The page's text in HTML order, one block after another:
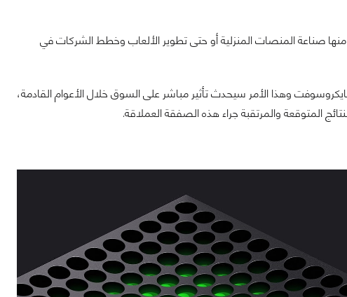
صناعة المنصات المنزلية أو حتى تطوير الألعاب وخطط الشركات في
وهذا الأمر سيحدث تأثير مباشر على السوق خلال الأعوام القادمة،
المتوقعة والمرتقبة جراء هذه الصفقة العملاقة.